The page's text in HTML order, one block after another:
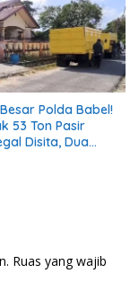
Polda Babel!
53 Ton Pasir
Disita, Dua
Ruas yang wajib